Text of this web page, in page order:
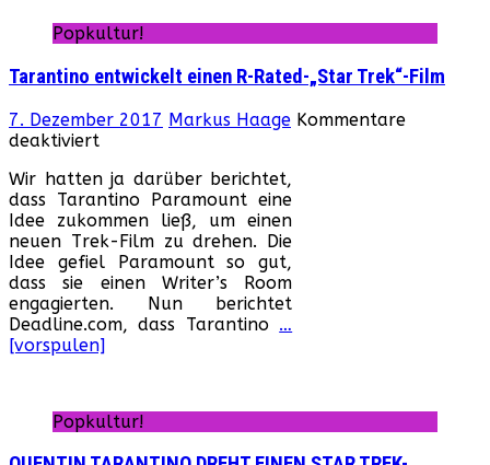
2“
veröffentlicht
Popkultur!
Tarantino entwickelt einen R-Rated-„Star Trek“-Film
7. Dezember 2017 Markus Haage Kommentare
deaktiviert
entwickelt
einen
R-
Rated-
„Star
Trek“-
Film
Wir hatten ja darüber berichtet,
dass Tarantino Paramount eine
Idee zukommen ließ, um einen
neuen Trek-Film zu drehen. Die
Idee gefiel Paramount so gut,
dass sie einen Writer’s Room
engagierten. Nun berichtet
Deadline.com, dass Tarantino …
[vorspulen]
Popkultur!